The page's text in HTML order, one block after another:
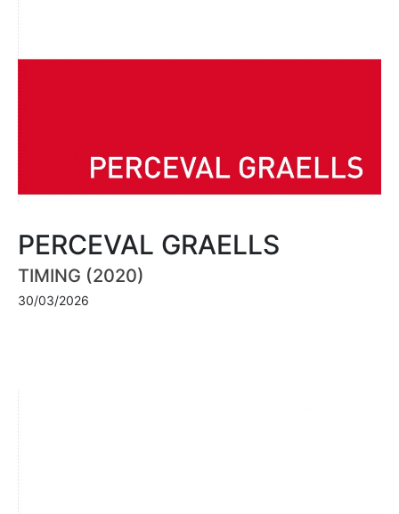
PERCEVAL GRAELLS
TIMING (2020)
30/03/2026